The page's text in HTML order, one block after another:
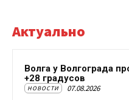
Актуально
Волга у Волгограда
+28 градусов
НОВОСТИ 07.08.2026